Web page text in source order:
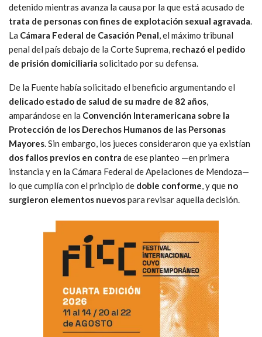
detenido mientras avanza la causa por la que está acusado de
trata de personas con fines de explotación sexual agravada.
La Cámara Federal de Casación Penal, el máximo tribunal
penal del país debajo de la Corte Suprema, rechazó el pedido
de prisión domiciliaria solicitado por su defensa.
De la Fuente había solicitado el beneficio argumentando el
delicado estado de salud de su madre de 82 años,
amparándose en la Convención Interamericana sobre la
Protección de los Derechos Humanos de las Personas
Mayores. Sin embargo, los jueces consideraron que ya existían
dos fallos previos en contra de ese planteo —en primera
instancia y en la Cámara Federal de Apelaciones de Mendoza—
lo que cumplía con el principio de doble conforme, y que no
surgieron elementos nuevospara revisar aquella decisión.